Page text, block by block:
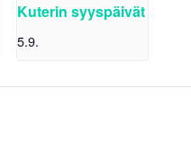
Kuterin syyspäivät
5.9.